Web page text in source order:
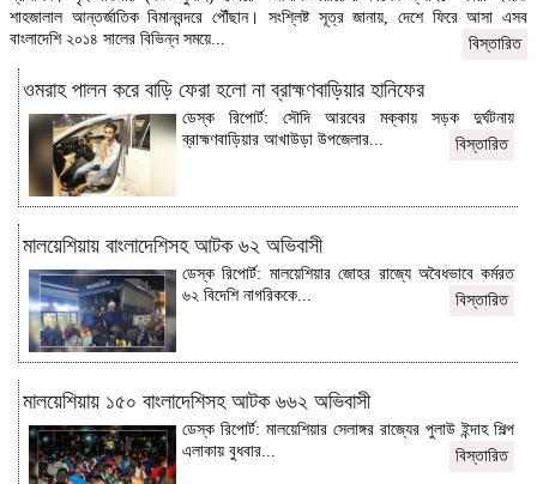
শাহজালাল আন্তর্জাতিক বিমানবন্দরে পৌঁছান। সংশ্লিষ্ট সূত্র জানায়, দেশে ফিরে আসা এসব
বাংলাদেশি ২০১৪ সালের বিভিন্ন সময়ে...
বিস্তারিত
ওমরাহ পালন করে বাড়ি ফেরা হলো না ব্রাহ্মণবাড়িয়ার হানিফের
ডেস্ক রিপোর্ট: সৌদি আরবের মক্কায় সড়ক দুর্ঘটনায়
ব্রাহ্মণবাড়িয়ার আখাউড়া উপজেলার...
বিস্তারিত
মালয়েশিয়ায় বাংলাদেশিসহ আটক ৬২ অভিবাসী
ডেস্ক রিপোর্ট: মালয়েশিয়ার জোহর রাজ্যে অবৈধভাবে কর্মরত
৬২ বিদেশি নাগরিককে...
বিস্তারিত
মালয়েশিয়ায় ১৫০ বাংলাদেশিসহ আটক ৬৬২ অভিবাসী
ডেস্ক রিপোর্ট: মালয়েশিয়ার সেলাঙ্গর রাজ্যের পুলাউ ইন্দাহ শিল্প
এলাকায় বুধবার...
বিস্তারিত